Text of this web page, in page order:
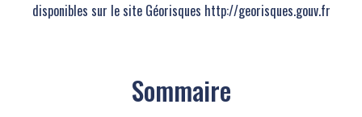
disponibles sur le site Géorisques http://georisques.gouv.fr
Sommaire